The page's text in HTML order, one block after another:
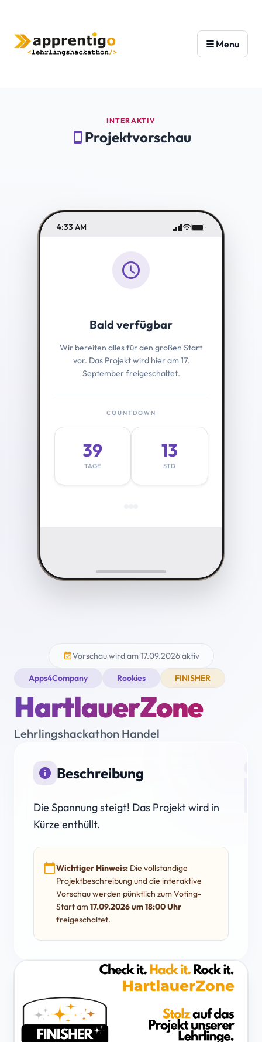
INTERAKTIV
smartphone Projektvorschau
4:33 AM
schedule
Bald verfügbar
Wir bereiten alles für den großen Start
vor. Das Projekt wird hier am 17.
September freigeschaltet.
COUNTDOWN
39
TAGE
13
STD
event_availableVorschau wird am 17.09.2026 aktiv
Apps4Company Rookies FINISHER
HartlauerZone
Lehrlingshackathon Handel
info Beschreibung
Die Spannung steigt! Das Projekt wird in
Kürze enthüllt.
calendar_todayWichtiger Hinweis: Die vollständige
Projektbeschreibung und die interaktive
Vorschau werden pünktlich zum Voting-
Start am17.09.2026 um 18:00 Uhr
freigeschaltet.